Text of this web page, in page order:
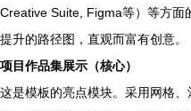
Creative Suite, Figma等）等方面
提升的路径图，直观而富有创意。
项目作品集展示（核心）
这是模板的亮点模块。采用网格